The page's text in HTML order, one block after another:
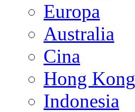
Europa
Australia
Cina
Hong Kong
Indonesia